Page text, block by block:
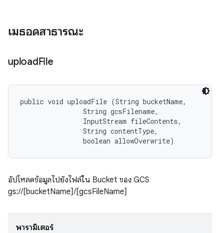
เมธอดสาธารณะ
uploadFile
public void uploadFile (String bucketName,
                String gcsFilename,
                InputStream fileContents,
                String contentType,
                boolean allowOverwrite)
อัปโหลดข้อมูลไปยังไฟล์ใน Bucket ของ GCS
gs://[bucketName]/[gcsFileName]
พารามิเตอร์